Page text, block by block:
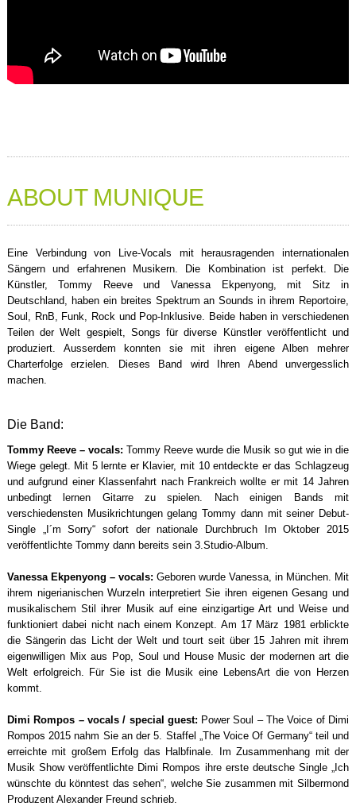
ABOUT MUNIQUE
Eine Verbindung von Live-Vocals mit herausragenden internationalen
Sängern und erfahrenen Musikern. Die Kombination ist perfekt. Die
Künstler, Tommy Reeve und Vanessa Ekpenyong, mit Sitz in
Deutschland, haben ein breites Spektrum an Sounds in ihrem Reportoire,
Soul, RnB, Funk, Rock und Pop-Inklusive. Beide haben in verschiedenen
Teilen der Welt gespielt, Songs für diverse Künstler veröffentlicht und
produziert. Ausserdem konnten sie mit ihren eigene Alben mehrer
Charterfolge erzielen. Dieses Band wird Ihren Abend unvergesslich
machen.
Die Band:
Tommy Reeve – vocals: Tommy Reeve wurde die Musik so gut wie in die
Wiege gelegt. Mit 5 lernte er Klavier, mit 10 entdeckte er das Schlagzeug
und aufgrund einer Klassenfahrt nach Frankreich wollte er mit 14 Jahren
unbedingt lernen Gitarre zu spielen. Nach einigen Bands mit
verschiedensten Musikrichtungen gelang Tommy dann mit seiner Debut-
Single „I´m Sorry“ sofort der nationale Durchbruch Im Oktober 2015
veröffentlichte Tommy dann bereits sein 3.Studio-Album.
Vanessa Ekpenyong – vocals: Geboren wurde Vanessa, in München. Mit
ihrem nigerianischen Wurzeln interpretiert Sie ihren eigenen Gesang und
musikalischem Stil ihrer Musik auf eine einzigartige Art und Weise und
funktioniert dabei nicht nach einem Konzept. Am 17 März 1981 erblickte
die Sängerin das Licht der Welt und tourt seit über 15 Jahren mit ihrem
eigenwilligen Mix aus Pop, Soul und House Music der modernen art die
Welt erfolgreich. Für Sie ist die Musik eine LebensArt die von Herzen
kommt.
Dimi Rompos – vocals / special guest: Power Soul – The Voice of Dimi
Rompos 2015 nahm Sie an der 5. Staffel „The Voice Of Germany“ teil und
erreichte mit großem Erfolg das Halbfinale. Im Zusammenhang mit der
Musik Show veröffentlichte Dimi Rompos ihre erste deutsche Single „Ich
wünschte du könntest das sehen“, welche Sie zusammen mit Silbermond
Produzent Alexander Freund schrieb.